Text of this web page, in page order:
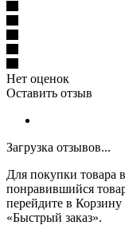
Нет оценок
Оставить отзыв
Загрузка отзывов...
Для покупки товара
понравившийся
перейдите в
«Быстрый заказ».